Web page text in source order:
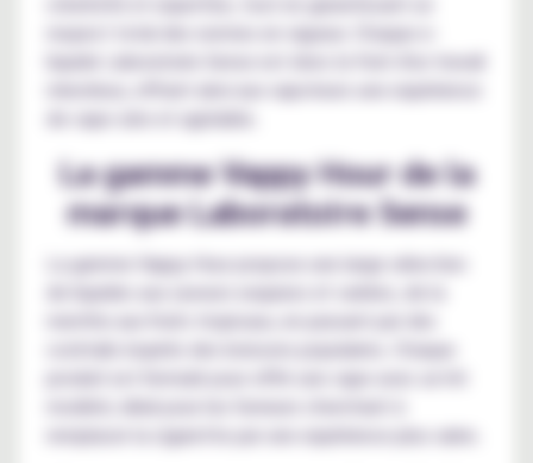
respect total des normes en vigueur. Chaque e-
liquide Laboratoire Sense est donc le fruit d'un travail
minutieux, offrant ainsi aux vapoteurs une expérience
de vape sûre et agréable.
La gamme Vappy Hour de la
marque Laboratoire Sense
La gamme Vappy Hour propose une large sélection
cocktails inspirés des boissons populaires. Chaque
remplacer la cigarette par une expérience plus saine.